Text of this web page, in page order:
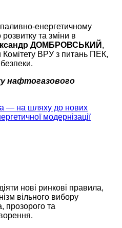
енергетичному
та зміни в
ДОМБРОВСЬКИЙ ,
Комітету ВРУ з питань ПЕК,
нафтогазового
— на шляху до нових
модернізації
нові ринкові правила,
вільного вибору
прозорого та